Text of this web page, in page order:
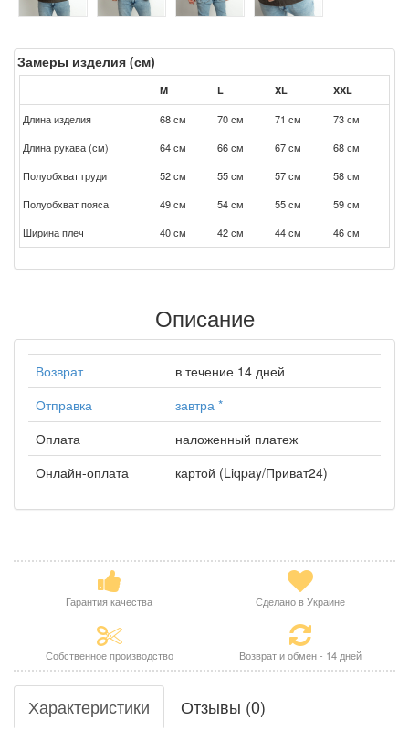
Замеры изделия (см)
M L XL XXL
Длина изделия 68 см 70 см 71 см
73 см
Длина рукава (см)
64 см 66 см 67 см
68 см
Полуобхват груди
52 см 55 см 57 см
58 см
Полуобхват пояса
49 см 54 см 55 см
59 см
Ширина плеч
40 см 42 см 44 см 46 см
Описание
Возврат
в течение 14 дней
Отправка
завтра *
Оплата
наложенный платеж
Онлайн-оплата
картой (Liqpay/Приват24)
Гарантия качества Сделано в Украине
Собственное производство Возврат и обмен - 14 дней
Характеристики Отзывы (0)